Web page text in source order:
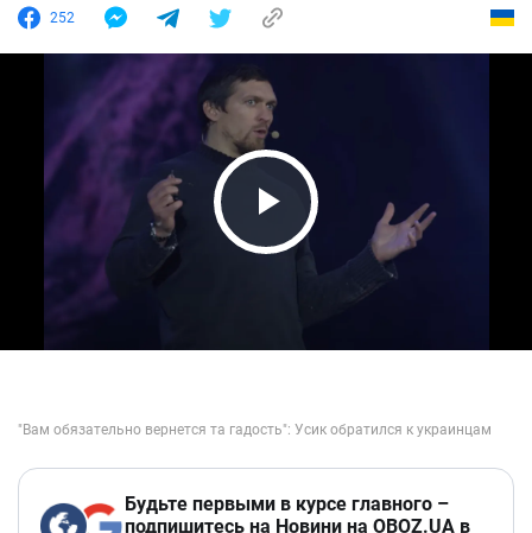
252
Play Video
Будьте первыми в курсе главного –
подпишитесь на Новини на OBOZ.UA в